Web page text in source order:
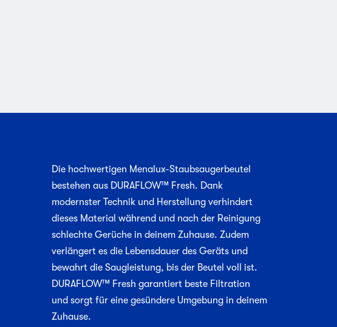
Die hochwertigen Menalux-Staubsaugerbeutel
bestehen aus DURAFLOW™ Fresh. Dank
modernster Technik und Herstellung verhindert
dieses Material während und nach der Reinigung
schlechte Gerüche in deinem Zuhause. Zudem
verlängert es die Lebensdauer des Geräts und
bewahrt die Saugleistung, bis der Beutel voll ist.
DURAFLOW™ Fresh garantiert beste Filtration
und sorgt für eine gesündere Umgebung in deinem
Zuhause.